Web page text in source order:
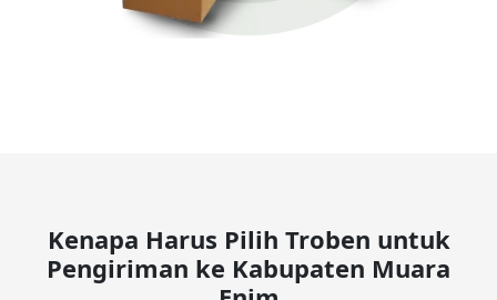
Kenapa Harus Pilih Troben untuk
Pengiriman ke Kabupaten Muara